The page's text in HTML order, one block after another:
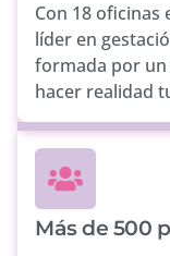
Con 18 oficinas
líder en
formada por un
hacer realidad
Más de 500